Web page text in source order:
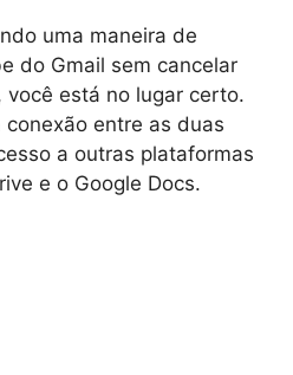
uma maneira de
do Gmail sem cancelar
você está no lugar certo.
entre as duas
a outras plataformas
e o Google Docs.